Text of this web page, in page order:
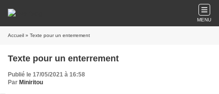
MENU
Accueil » Texte pour un enterrement
Texte pour un enterrement
Publié le 17/05/2021 à 16:58
Par Miniritou